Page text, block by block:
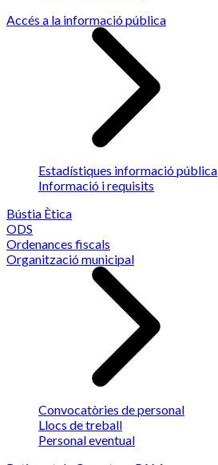
Accés a la informació pública
Estadístiques informació pública
Informació i requisits
Bústia Ètica
ODS
Ordenances fiscals
Organització municipal
Convocatòries de personal
Llocs de treball
Personal eventual